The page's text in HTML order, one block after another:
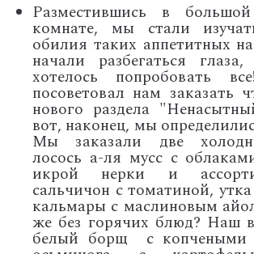
Разместившись в
комнате, мы стали
обилия таких аппетитных
начали разбегаться
хотелось попробовать
посоветовал нам заказать
нового раздела
вот, наконец, мы
Мы заказали две
лосось а-ля мусс с
икрой нерки и
сальчичон с томатиной,
кальмары с маслиновым
же без горячих блюд? Наш
белый борщ с копчеными